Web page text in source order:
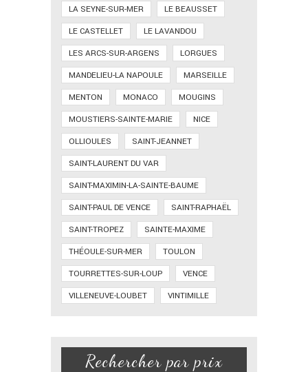
LA SEYNE-SUR-MER
LE BEAUSSET
LE CASTELLET
LE LAVANDOU
LES ARCS-SUR-ARGENS
LORGUES
MANDELIEU-LA NAPOULE
MARSEILLE
MENTON
MONACO
MOUGINS
MOUSTIERS-SAINTE-MARIE
NICE
OLLIOULES
SAINT-JEANNET
SAINT-LAURENT DU VAR
SAINT-MAXIMIN-LA-SAINTE-BAUME
SAINT-PAUL DE VENCE
SAINT-RAPHAËL
SAINT-TROPEZ
SAINTE-MAXIME
THÉOULE-SUR-MER
TOULON
TOURRETTES-SUR-LOUP
VENCE
VILLENEUVE-LOUBET
VINTIMILLE
Rechercher par prix